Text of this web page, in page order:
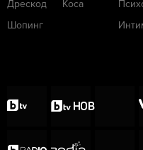
Пред The
физическата
Дрескод
Шопинг
Коса